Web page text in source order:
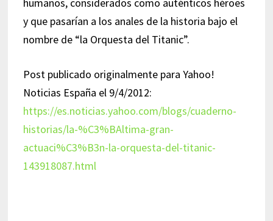
y que pasarían a los anales de la historia bajo el
nombre de “la Orquesta del Titanic”.
Post publicado originalmente para Yahoo!
Noticias España el 9/4/2012:
https://es.noticias.yahoo.com/blogs/cuaderno-
historias/la-%C3%BAltima-gran-
actuaci%C3%B3n-la-orquesta-del-titanic-
143918087.html